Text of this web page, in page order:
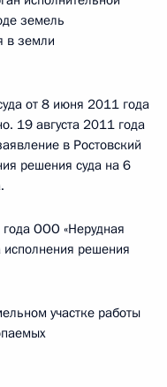
земель
в земли
от 8 июня 2011 года
19 августа 2011 года
в Ростовский
решения суда на 6
ООО «Нерудная
исполнения решения
участке работы